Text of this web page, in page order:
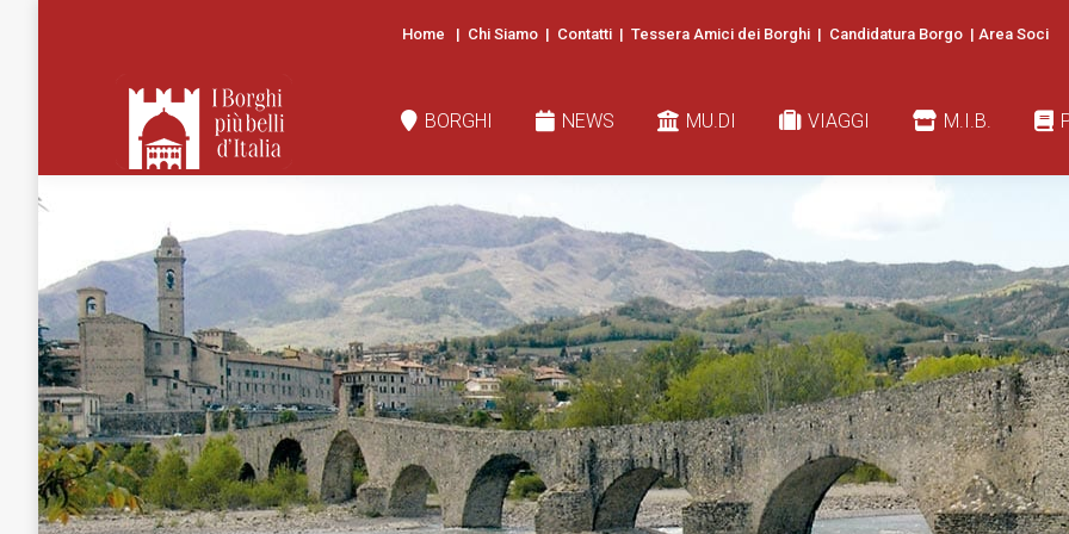
Home | Chi Siamo | Contatti | Tessera Amici dei Borghi | Candidatura Borgo | Area Soci
BORGHI NEWS MU.DI VIAGGI M.I.B.
BORGHI NEWS MU.DI VIAGGI M.I.B.